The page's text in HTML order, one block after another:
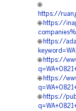
🌐
https://
🌐 https://
🌐 https://
🌐 https://
🌐 https://
🌐 https://